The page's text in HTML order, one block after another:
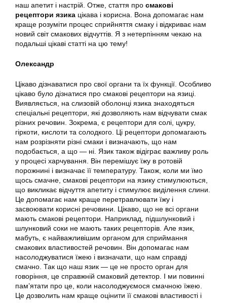
наш апетит і настрій. Отже, стаття про смакові
рецептори язика цікава і корисна. Вона допомагає нам
краще розуміти процес сприйняття смаку і відкриває нам
новий світ смакових відчуттів. Я з нетерпінням чекаю на
подальші цікаві статті на цю тему!
Олександр
Цікаво дізнаватися про свої органи та їх функції. Особливо
цікаво було дізнатися про смакові рецептори на язиці.
Виявляється, на слизовій оболонці язика знаходяться
спеціальні рецептори, які дозволяють нам відчувати смак
різних речовин. Зокрема, є рецептори для солі, цукру,
гіркоти, кислоти та солодкого. Ці рецептори допомагають
нам розрізняти різні смаки і визначають, що нам
подобається, а що — ні. Язик також відіграє важливу роль
у процесі харчування. Він перемішує їжу в ротовій
порожнині і визначає її температуру. Також, коли ми їмо
щось смачне, смакові рецептори на язику стимулюються,
що викликає відчуття апетиту і стимулює виділення слини.
Це допомагає нам краще перетравлювати їжу і
засвоювати корисні речовини. Цікаво, що не всі органи
мають смакові рецептори. Наприклад, підшлунковий і
шлунковий соки не мають таких рецепторів. Але язик,
мабуть, є найважливішим органом для сприймання
смакових властивостей речовин. Він допомагає нам
насолоджуватися їжею і визначати, що нам справді
смачно. Так що наш язик — це не просто орган для
говоріння, це справжній смаковий детектор. І ми повинні
пам’ятати про це, коли насолоджуємося смачною їжею.
Це дозволить нам краще оцінити її смакові властивості і